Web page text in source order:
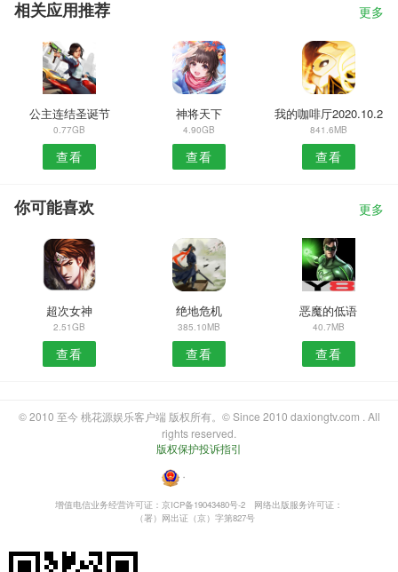
相关应用推荐 更多
公主连结圣诞节
0.77GB
查看
神将天下
4.90GB
查看
我的咖啡厅2020.10.2
841.6MB
查看
你可能喜欢 更多
超次女神
2.51GB
查看
绝地危机
385.10MB
查看
恶魔的低语
40.7MB
查看
© 2010 至今 桃花源娱乐客户端 版权所有。© Since 2010 daxiongtv.com . All
rights reserved.
版权保护投诉指引
・
增值电信业务经营许可证：京ICP备19043480号-2
网络出版服务许可证：
（署）网出证（京）字第827号